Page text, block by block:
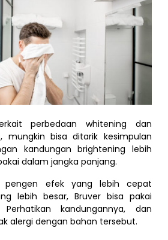
perbedaan whitening dan
mungkin bisa ditarik kesimpulan
kandungan brightening lebih
dalam jangka panjang.
pengen efek yang lebih cepat
lebih besar, Bruver bisa pakai
kandungannya, dan
alergi dengan bahan tersebut.